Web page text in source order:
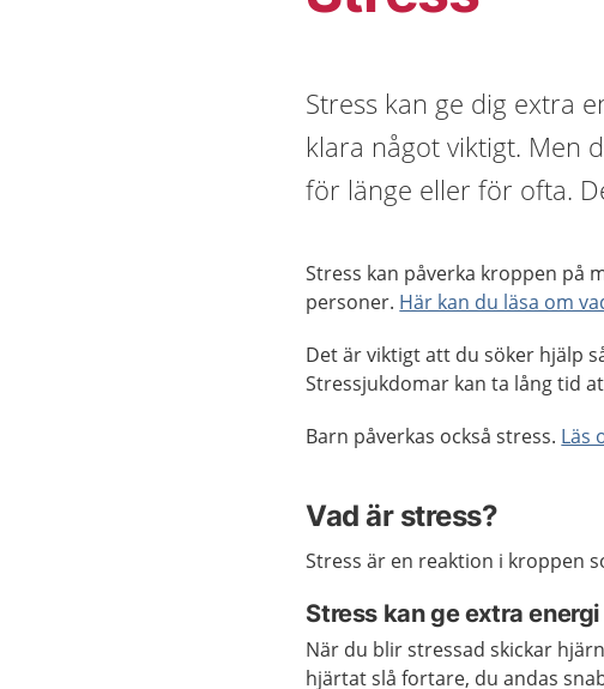
Stress kan ge dig extra
klara något viktigt. Men
för länge eller för ofta.
Stress kan påverka kroppen på
personer. Här kan du läsa om
Det är viktigt att du söker hjälp
Stressjukdomar kan ta lång tid
Barn påverkas också stress. Läs
Vad är stress?
Stress är en reaktion i kroppen
Stress kan ge extra energi
När du blir stressad skickar
hjärtat slå fortare, du andas